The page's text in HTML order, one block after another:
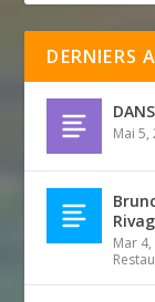
DERNIERS
Mai 5,
Mar